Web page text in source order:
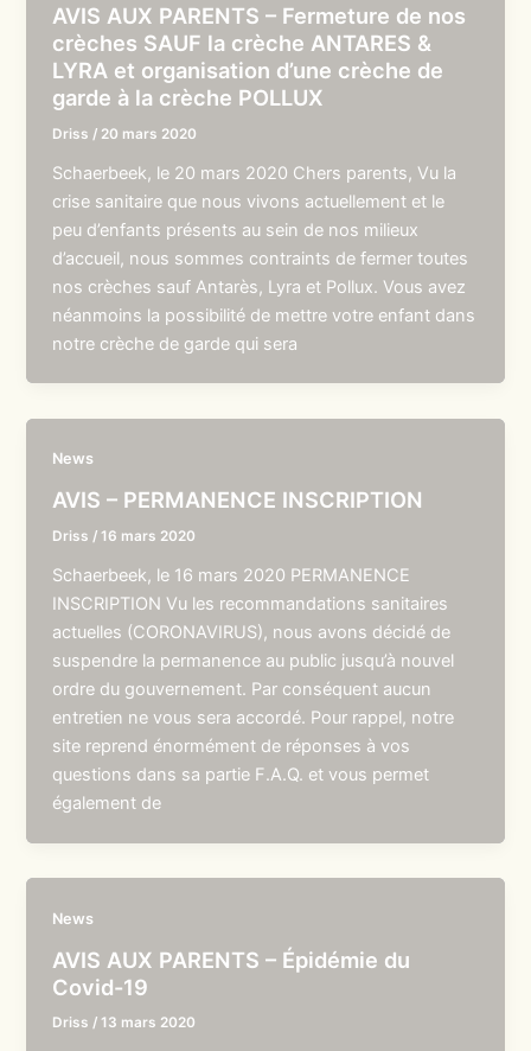
AVIS AUX PARENTS – Fermeture de nos
crèches SAUF la crèche ANTARES &
LYRA et organisation d’une crèche de
garde à la crèche POLLUX
Driss / 20 mars 2020
Schaerbeek, le 20 mars 2020 Chers parents, Vu la
crise sanitaire que nous vivons actuellement et le
peu d’enfants présents au sein de nos milieux
d’accueil, nous sommes contraints de fermer toutes
nos crèches sauf Antarès, Lyra et Pollux. Vous avez
néanmoins la possibilité de mettre votre enfant dans
notre crèche de garde qui sera
News
AVIS – PERMANENCE INSCRIPTION
Driss /16 mars 2020
Schaerbeek, le 16 mars 2020 PERMANENCE
INSCRIPTION Vu les recommandations sanitaires
actuelles (CORONAVIRUS), nous avons décidé de
suspendre la permanence au public jusqu’à nouvel
ordre du gouvernement. Par conséquent aucun
entretien ne vous sera accordé. Pour rappel, notre
site reprend énormément de réponses à vos
questions dans sa partie F.A.Q. et vous permet
également de
News
AVIS AUX PARENTS – Épidémie du
Covid-19
Driss /13 mars 2020